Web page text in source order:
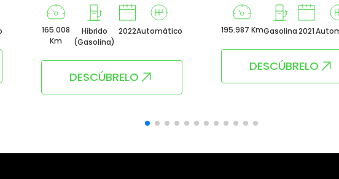
165.008
Km
Híbrido
(Gasolina)
2022Automático
DESCÚBRELO
195.987 KmGasolina2021
DESCÚBRELO